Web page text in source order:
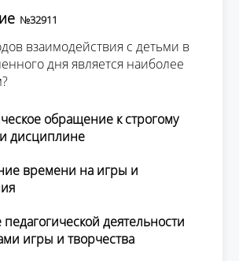
№32911
взаимодействия с детьми в
дня является наиболее
обращение к строгому
дисциплине
времени на игры и
деятельности
игры и творчества